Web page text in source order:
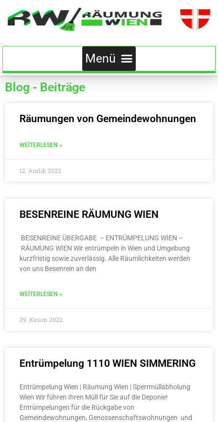
Blog - Beiträge
Räumungen von Gemeindewohnungen
WEITERLESEN »
12. Aralık 2022
BESENREINE RÄUMUNG WIEN
BESENREINE ÜBERGABE – ENTRÜMPELUNG WİEN –
RÄUMUNG WİEN Wir entrümpeln in Wien und Umgebung
kurzfristig sowie zuverlässig. Alle Räumlichkeiten werden
von uns Besenrein an den
WEITERLESEN »
29. Kasım 2022
Entrümpelung 1110 WIEN SIMMERING
Entrümpelung Wien | Räumung Wien | Sperrmüllabholung
Wien Wir führen Ihren Müll für Sie auf die Deponie!
Entrümpelungen für die Rückgabe von
Gemeindewohnungen, Genossenschaftswohnungen und